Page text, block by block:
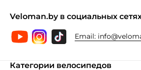
Veloman.by в социальных
Email:
Категории велосипедов